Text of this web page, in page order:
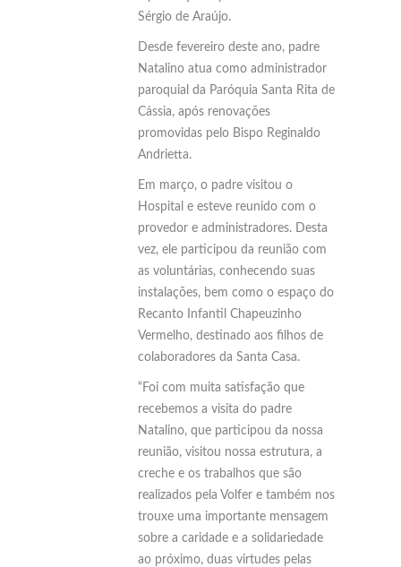
Sérgio de Araújo.
Desde fevereiro deste ano, padre
Natalino atua como administrador
paroquial da Paróquia Santa Rita de
Cássia, após renovações
promovidas pelo Bispo Reginaldo
Andrietta.
Em março, o padre visitou o
Hospital e esteve reunido com o
provedor e administradores. Desta
vez, ele participou da reunião com
as voluntárias, conhecendo suas
instalações, bem como o espaço do
Recanto Infantil Chapeuzinho
Vermelho, destinado aos filhos de
colaboradores da Santa Casa.
“Foi com muita satisfação que
recebemos a visita do padre
Natalino, que participou da nossa
reunião, visitou nossa estrutura, a
creche e os trabalhos que são
realizados pela Volfer e também nos
trouxe uma importante mensagem
sobre a caridade e a solidariedade
ao próximo, duas virtudes pelas